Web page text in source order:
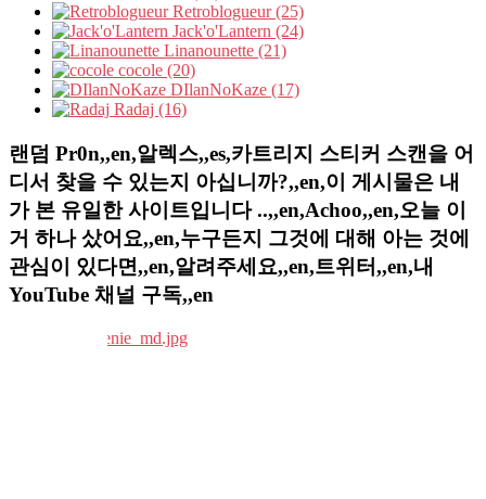
Retroblogueur (25)
Jack'o'Lantern (24)
Linanounette (21)
cocole (20)
DIlanNoKaze (17)
Radaj (16)
랜덤 Pr0n,,en,알렉스,,es,카트리지 스티커 스캔을 어
디서 찾을 수 있는지 아십니까?,,en,이 게시물은 내
가 본 유일한 사이트입니다 ..,,en,Achoo,,en,오늘 이
거 하나 샀어요,,en,누구든지 그것에 대해 아는 것에
관심이 있다면,,en,알려주세요,,en,트위터,,en,내
YouTube 채널 구독,,en